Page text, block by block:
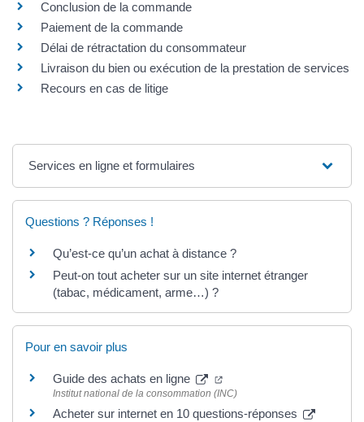
Conclusion de la commande
Paiement de la commande
Délai de rétractation du consommateur
Livraison du bien ou exécution de la prestation de services
Recours en cas de litige
Services en ligne et formulaires
Questions ? Réponses !
Qu’est-ce qu’un achat à distance ?
Peut-on tout acheter sur un site internet étranger
(tabac, médicament, arme…) ?
Pour en savoir plus
Guide des achats en ligne (nouvelle fenêtre)
Institut national de la consommation (INC)
Acheter sur internet en 10 questions-réponses